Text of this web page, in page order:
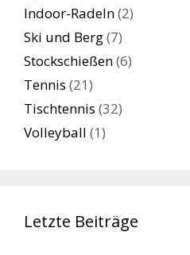
Indoor-Radeln(2)
Ski und Berg(7)
Stockschießen(6)
Tennis (21)
Tischtennis (32)
Volleyball (1)
Letzte Beiträge